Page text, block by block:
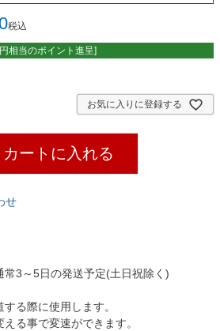
税込
円相当のポイント進呈]
お気に入りに登録する
カートに入れる
せ
3～5日の発送予定(土日祝除く)
る際に使用します。
る事で変速ができます。